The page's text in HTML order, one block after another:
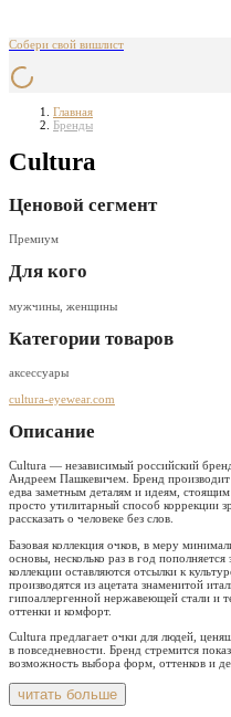
Собери свой вишлист
Главная
Бренды
Cultura
Ценовой сегмент
Премиум
Для кого
мужчины, женщины
Категории товаров
аксессуары
cultura-eyewear.com
Описание
Cultura — независимый российский
Андреем Пашкевичем. Бренд производит
едва заметным деталям и идеям,
просто утилитарный способ коррекции
рассказать о человеке без слов.
Базовая коллекция очков, в меру
основы, несколько раз в год
коллекции оставляются отсылки к
производятся из ацетата знаменитой
гипоаллергенной нержавеющей стали и
оттенки и комфорт.
Cultura предлагает очки для людей,
в повседневности. Бренд стремится
возможность выбора форм, оттенков и
читать больше